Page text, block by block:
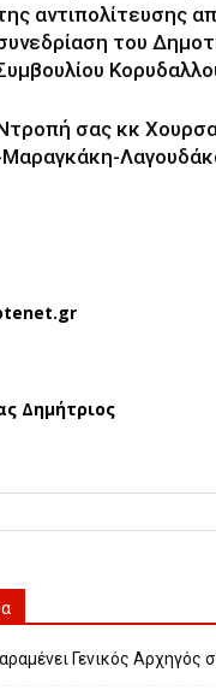
αντιπολίτευσης
του
σας κκ
Δημήτριος
Γενικός Αρχηγός